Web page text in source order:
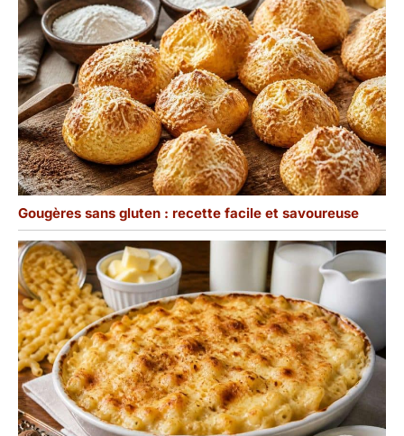
Gougères sans gluten : recette facile et savoureuse